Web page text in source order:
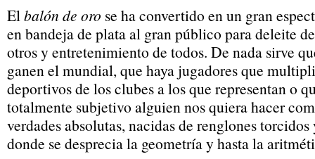
Elbalón de oro se ha convertido en un gran
en bandeja de plata al gran público para deleite
otros y entretenimiento de todos. De nada sirve
ganen el mundial, que haya jugadores que
deportivos de los clubes a los que representan o
totalmente subjetivo alguien nos quiera hacer
verdades absolutas, nacidas de renglones
donde se desprecia la geometría y hasta la